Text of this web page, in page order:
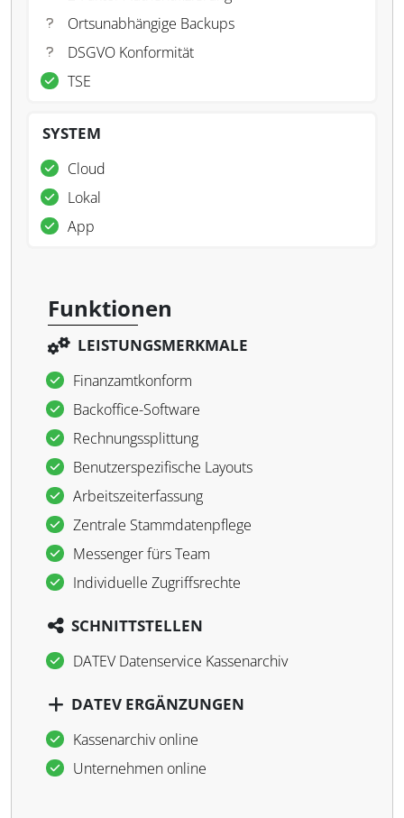
Ortsunabhängige Backups
DSGVO Konformität
TSE
SYSTEM
Cloud
Lokal
App
Funktionen
LEISTUNGSMERKMALE
Finanzamtkonform
Backoffice-Software
Rechnungssplittung
Benutzerspezifische Layouts
Arbeitszeiterfassung
Zentrale Stammdatenpflege
Messenger fürs Team
Individuelle Zugriffsrechte
SCHNITTSTELLEN
DATEV Datenservice Kassenarchiv
DATEV ERGÄNZUNGEN
Kassenarchiv online
Unternehmen online